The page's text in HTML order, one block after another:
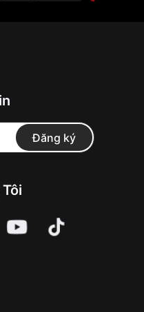
Đăng ký